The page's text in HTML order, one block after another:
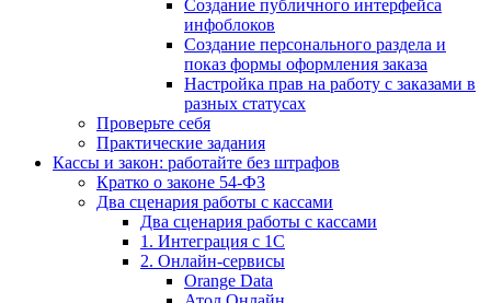
Создание публичного интерфейса
инфоблоков
Создание персонального раздела и
показ формы оформления заказа
Настройка прав на работу с заказами в
разных статусах
Проверьте себя
Практические задания
Кассы и закон: работайте без штрафов
Кратко о законе 54-ФЗ
Два сценария работы с кассами
Два сценария работы с кассами
1. Интеграция с 1С
2. Онлайн-сервисы
Orange Data